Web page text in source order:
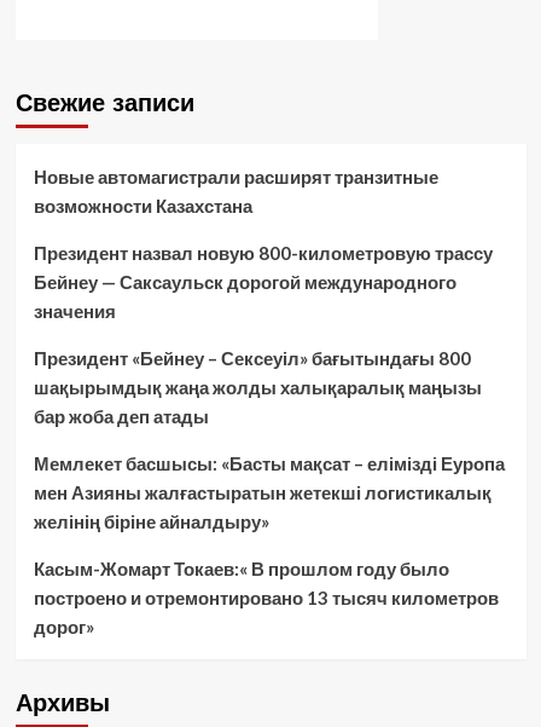
Свежие записи
Новые автомагистрали расширят транзитные
возможности Казахстана
Президент назвал новую 800-километровую трассу
Бейнеу — Саксаульск дорогой международного
значения
Президент «Бейнеу – Сексеуіл» бағытындағы 800
шақырымдық жаңа жолды халықаралық маңызы
бар жоба деп атады
Мемлекет басшысы: «Басты мақсат – елімізді Еуропа
мен Азияны жалғастыратын жетекші логистикалық
желінің біріне айналдыру»
Касым-Жомарт Токаев:« В прошлом году было
построено и отремонтировано 13 тысяч километров
дорог»
Архивы